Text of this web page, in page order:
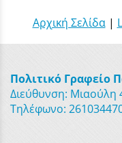
Αρχική Σελίδα|
Πολιτικό Γραφείο
Διεύθυνση: Μιαούλη
Τηλέφωνο: